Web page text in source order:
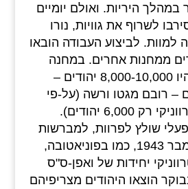
היריות. ואולם יומיים
לשרוף את גוויות, נורו
למוות. לביצוע העבודה הובאו
120 יהודים ממחנות אחרים. במחנה
העבודה טרווניקי היו 8,000-10,000 יהודים –
– רובם מגטו ורשה (על-פי
מקור אחר היו בטרווניקי רק 6,000 יהודים).
שולץ לפרוות, למברשות
וכדומה. ב-3 בנובמבר 1943, כמו בפוניאטובה,
יחידות של ואפן-ס"ס
הוצאו היהודים מצריפיהם